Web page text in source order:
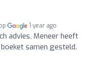
1 year ago
advies, Meneer heeft
samen gesteld.